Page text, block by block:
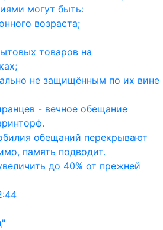
могут быть:
возраста;
товаров на
не защищённым по их вине
- вечное обещание
обещаний перекрывают
память подводит.
до 40% от прежней